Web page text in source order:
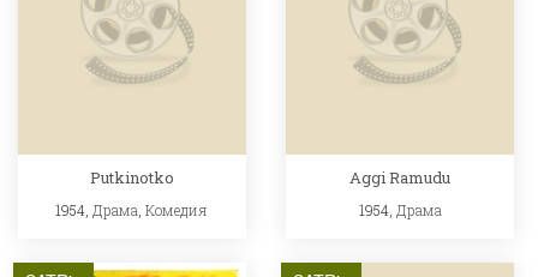
Putkinotko
1954,Драма,Комедия
Aggi Ramudu
1954, Драма